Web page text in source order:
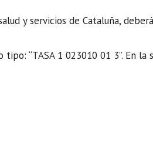
y servicios de Cataluña,
“TASA 1 023010 01 3”. En